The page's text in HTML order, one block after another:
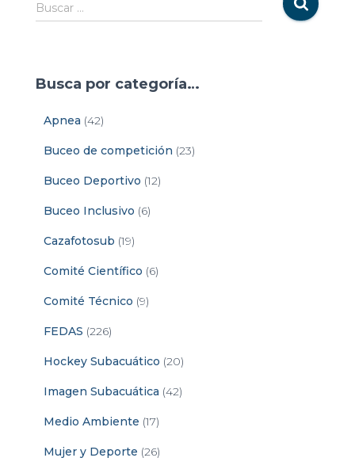
Buscar …
Busca por categoría…
Apnea (42)
Buceo de competición (23)
Buceo Deportivo (12)
Buceo Inclusivo (6)
Cazafotosub (19)
Comité Científico (6)
Comité Técnico (9)
FEDAS (226)
Hockey Subacuático (20)
Imagen Subacuática (42)
Medio Ambiente (17)
Mujer y Deporte (26)